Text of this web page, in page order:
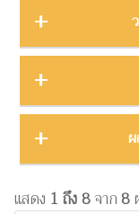
แสดง 1 ถึง 8จาก 8
บทความในหนัง
บทคัดย่องานปร
โปสเตอร์งานปร
รายงาน
รายงานการวิจัย
วิทยานิพนธ์
หนังสือ
การศึกษาพิพิธภัณฑ์
ด้านสังคมศาสตร์
ทรัพยากรธรรมชา
เทคโนโลยีและวิศว
ประวัติวิทยาศาสตร์
ภาคกลาง
ภาคตะวันตก
ภาคตะวันออก
ภาคเหนือ
Zootaxa
ZooKeys
ผลงานภาษาต่างปร
ผลงานภาษาไทย
2025